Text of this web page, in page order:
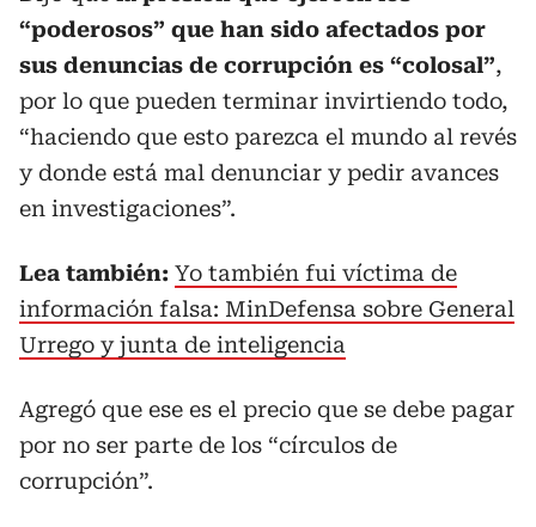
“poderosos” que han sido afectados por
sus denuncias de corrupción es “colosal”,
por lo que pueden terminar invirtiendo todo,
“haciendo que esto parezca el mundo al revés
y donde está mal denunciar y pedir avances
en investigaciones”.
Lea también: Yo también fui víctima de
información falsa: MinDefensa sobre General
Urrego y junta de inteligencia
Agregó que ese es el precio que se debe pagar
por no ser parte de los “círculos de
corrupción”.